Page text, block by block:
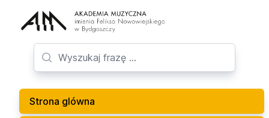
Strona glówna